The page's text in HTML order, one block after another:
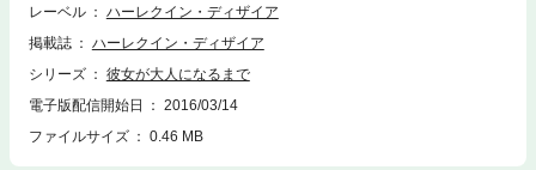
た。皆さまのご愛読に心より感謝いたします。北米ロマンス界の最重鎮、
ダイアナ・パーマーが贈る初恋物語をご堪能ください。本作はPS‐82『打
レーベル
ハーレクイン・ディザイア
掲載誌
ハーレクイン・ディザイア
シリーズ
彼女が大人になるまで
電子版配信開始日
2016/03/14
ファイルサイズ
0.46 MB